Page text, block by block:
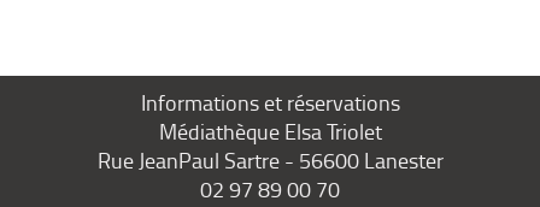
Informations et réservations
Médiathèque Elsa Triolet
Rue JeanPaul Sartre - 56600 Lanester
02 97 89 00 70